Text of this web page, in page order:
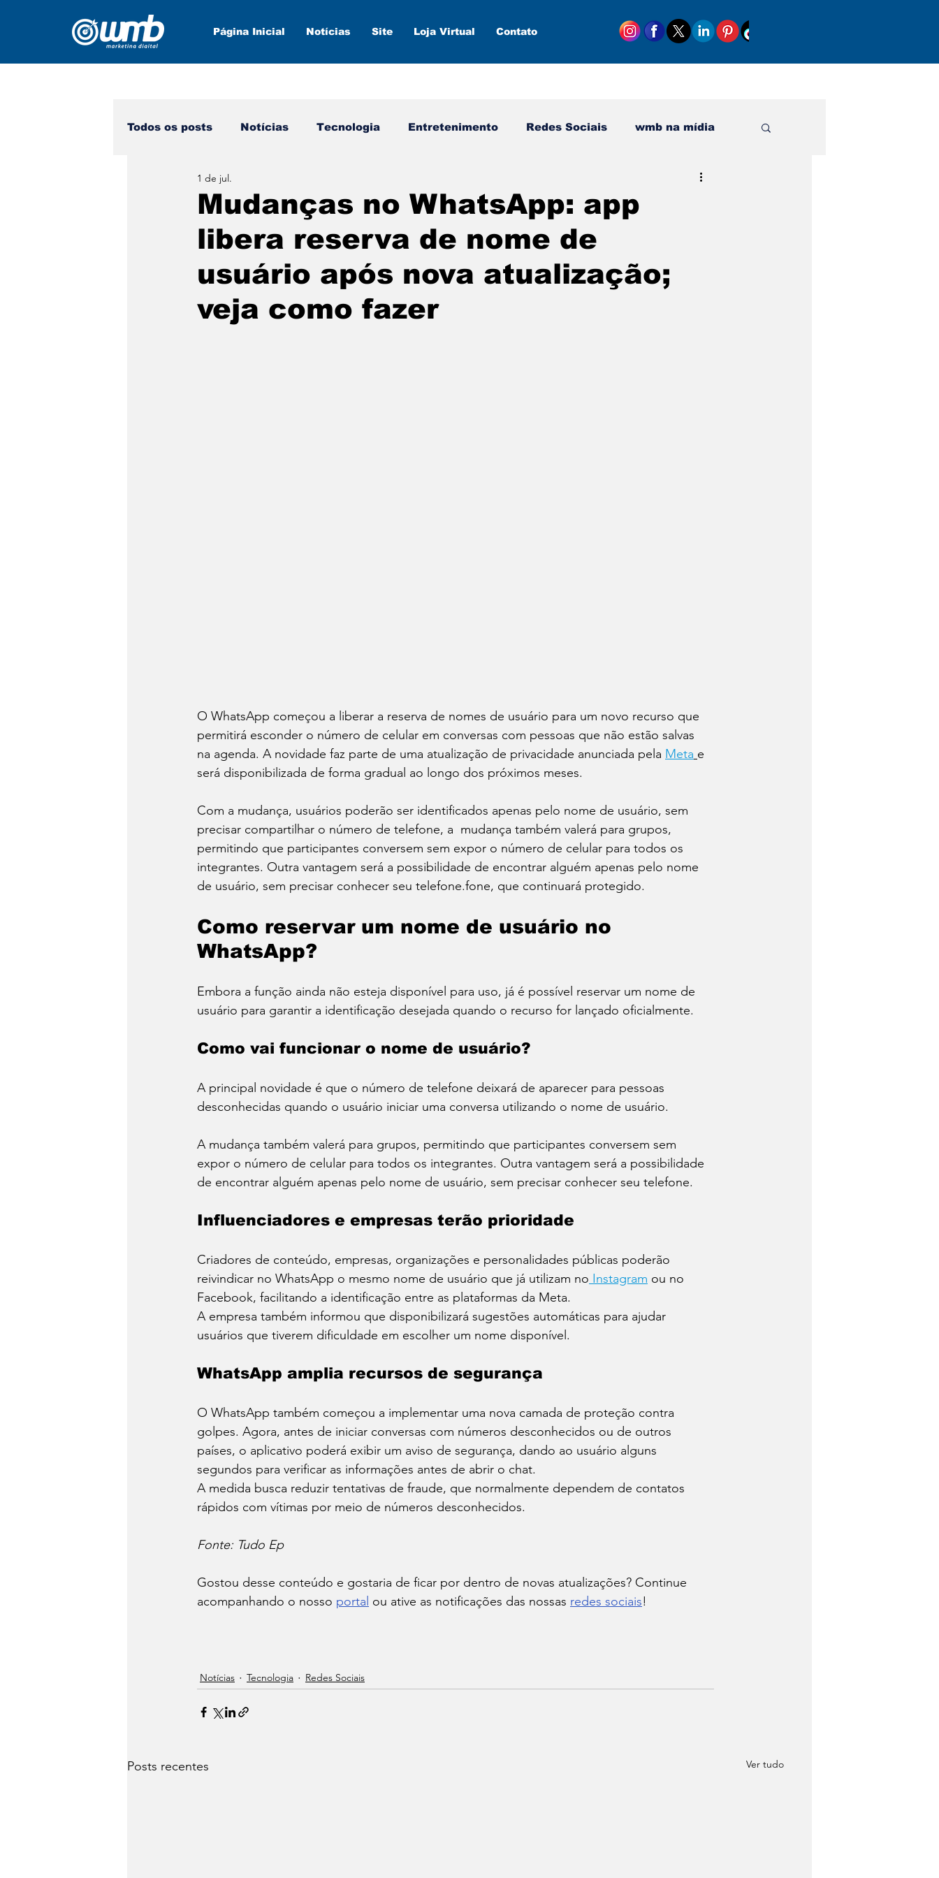
Página Inicial Notícias Site Loja Virtual Contato
Todos os posts Notícias Tecnologia Entretenimento Redes Sociais wmb na mídia
Marketing Digital
Mudanças no WhatsApp: app
libera reserva de nome de
usuário após nova atualização;
veja como fazer
1 de jul.
O WhatsApp começou a liberar a reserva de nomes de usuário para um novo recurso que
permitirá esconder o número de celular em conversas com pessoas que não estão salvas
na agenda. A novidade faz parte de uma atualização de privacidade anunciada pela Meta e
será disponibilizada de forma gradual ao longo dos próximos meses.
Com a mudança, usuários poderão ser identificados apenas pelo nome de usuário, sem
precisar compartilhar o número de telefone, a  mudança também valerá para grupos,
permitindo que participantes conversem sem expor o número de celular para todos os
integrantes. Outra vantagem será a possibilidade de encontrar alguém apenas pelo nome
de usuário, sem precisar conhecer seu telefone.fone, que continuará protegido.
Como reservar um nome de usuário no
WhatsApp?
Embora a função ainda não esteja disponível para uso, já é possível reservar um nome de
usuário para garantir a identificação desejada quando o recurso for lançado oficialmente.
Como vai funcionar o nome de usuário?
A principal novidade é que o número de telefone deixará de aparecer para pessoas
desconhecidas quando o usuário iniciar uma conversa utilizando o nome de usuário.
A mudança também valerá para grupos, permitindo que participantes conversem sem
expor o número de celular para todos os integrantes. Outra vantagem será a possibilidade
de encontrar alguém apenas pelo nome de usuário, sem precisar conhecer seu telefone.
Influenciadores e empresas terão prioridade
Criadores de conteúdo, empresas, organizações e personalidades públicas poderão
reivindicar no WhatsApp o mesmo nome de usuário que já utilizam no Instagram ou no
Facebook, facilitando a identificação entre as plataformas da Meta.
A empresa também informou que disponibilizará sugestões automáticas para ajudar
usuários que tiverem dificuldade em escolher um nome disponível.
WhatsApp amplia recursos de segurança
O WhatsApp também começou a implementar uma nova camada de proteção contra
golpes. Agora, antes de iniciar conversas com números desconhecidos ou de outros
países, o aplicativo poderá exibir um aviso de segurança, dando ao usuário alguns
segundos para verificar as informações antes de abrir o chat.
A medida busca reduzir tentativas de fraude, que normalmente dependem de contatos
rápidos com vítimas por meio de números desconhecidos.
Fonte: Tudo Ep
Gostou desse conteúdo e gostaria de ficar por dentro de novas atualizações? Continue
acompanhando o nosso portal ou ative as notificações das nossas redes sociais!
Notícias Tecnologia Redes Sociais
Posts recentes Ver tudo